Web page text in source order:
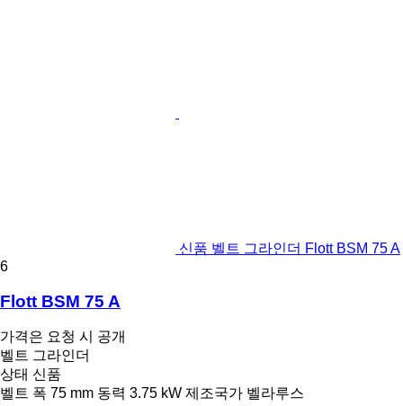
신품 벨트 그라인더 Flott BSM 75 A
6
Flott BSM 75 A
가격은 요청 시 공개
벨트 그라인더
상태 신품
벨트 폭 75 mm 동력 3.75 kW 제조국가 벨라루스